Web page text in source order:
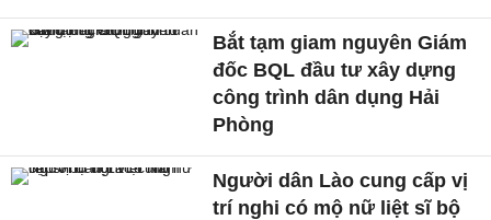
Bắt tạm giam nguyên Giám
đốc BQL đầu tư xây dựng
công trình dân dụng Hải
Phòng
Người dân Lào cung cấp vị
trí nghi có mộ nữ liệt sĩ bộ